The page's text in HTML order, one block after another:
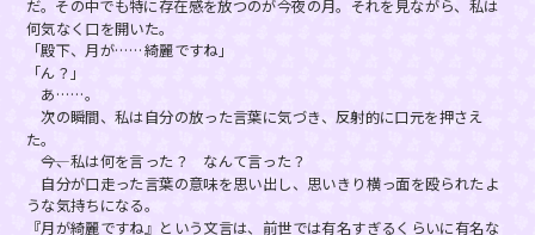
だ。その中でも特に存在感を放つのが今夜の月。それを見ながら、私は
何気なく口を開いた。
「殿下、月が……綺麗ですね」
「ん？」
あ……。
次の瞬間、私は自分の放った言葉に気づき、反射的に口元を押さえ
た。
――今、私は何を言った？ なんて言った？
自分が口走った言葉の意味を思い出し、思いきり横っ面を殴られたよ
うな気持ちになる。
『月が綺麗ですね』という文言は、前世では有名すぎるくらいに有名な